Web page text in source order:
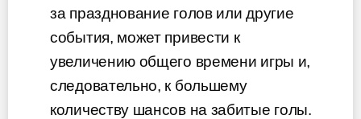
за празднование голов или другие
события, может привести к
увеличению общего времени игры и,
следовательно, к большему
количеству шансов на забитые голы.